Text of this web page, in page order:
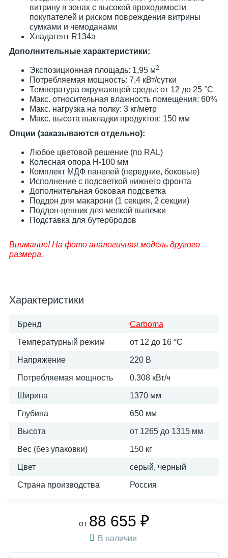
витрину в зонах с высокой проходимости
покупателей и риском повреждения витрины
сумками и чемоданами
Хладагент R134a
Дополнительные характеристики:
Экспозиционная площадь: 1,95 м2
Потребляемая мощность: 7,4 кВт/сутки
Температура окружающей среды: от 12 до 25 °С
Макс. относительная влажность помещения: 60%
Макс. нагрузка на полку: 3 кг/метр
Макс. высота выкладки продуктов: 150 мм
Опции (заказываются отдельно):
Любое цветовой решение (по RAL)
Колесная опора H-100 мм
Комплект МДФ панелей (передние, боковые)
Исполнение с подсветкой нижнего фронта
Дополнительная боковая подсветка
Поддон для макарони (1 секция, 2 секции)
Поддон-ценник для мелкой выпечки
Подставка для бутербродов
Внимание! На фото аналогичная модель другого
размера.
Характеристики
Бренд Carboma
Температурный режим от 12 до 16 °С
Напряжение 220 В
Потребляемая мощность 0.308 кВт/ч
Ширина 1370 мм
Глубина 650 мм
Высота от 1265 до 1315 мм
Вес (без упаковки) 150 кг
Цвет серый, черный
Страна производства Россия
от 88 655 ₽
В наличии